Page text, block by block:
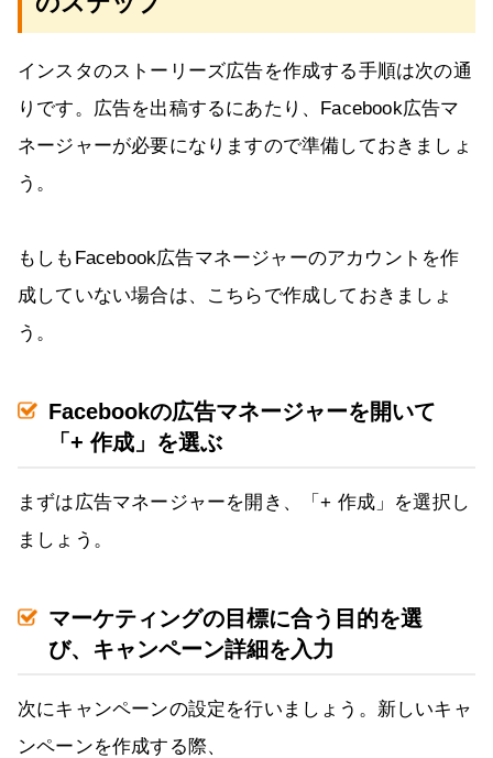
インスタのストーリーズ広告を作成する手順は次の通
りです。広告を出稿するにあたり、Facebook広告マ
ネージャーが必要になりますので準備しておきましょ
う。
もしもFacebook広告マネージャーのアカウントを作
成していない場合は、こちらで作成しておきましょ
う。
Facebookの広告マネージャーを開いて
「+ 作成」を選ぶ
まずは広告マネージャーを開き、「+ 作成」を選択し
ましょう。
マーケティングの目標に合う目的を選
び、キャンペーン詳細を入力
次にキャンペーンの設定を行いましょう。新しいキャ
ンペーンを作成する際、